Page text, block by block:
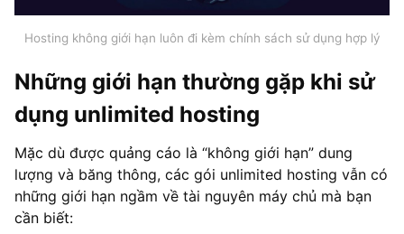
Hosting không giới hạn luôn đi kèm chính sách sử dụng hợp lý
Những giới hạn thường gặp khi sử
dụng unlimited hosting
Mặc dù được quảng cáo là “không giới hạn” dung
lượng và băng thông, các gói unlimited hosting vẫn có
những giới hạn ngầm về tài nguyên máy chủ mà bạn
cần biết: